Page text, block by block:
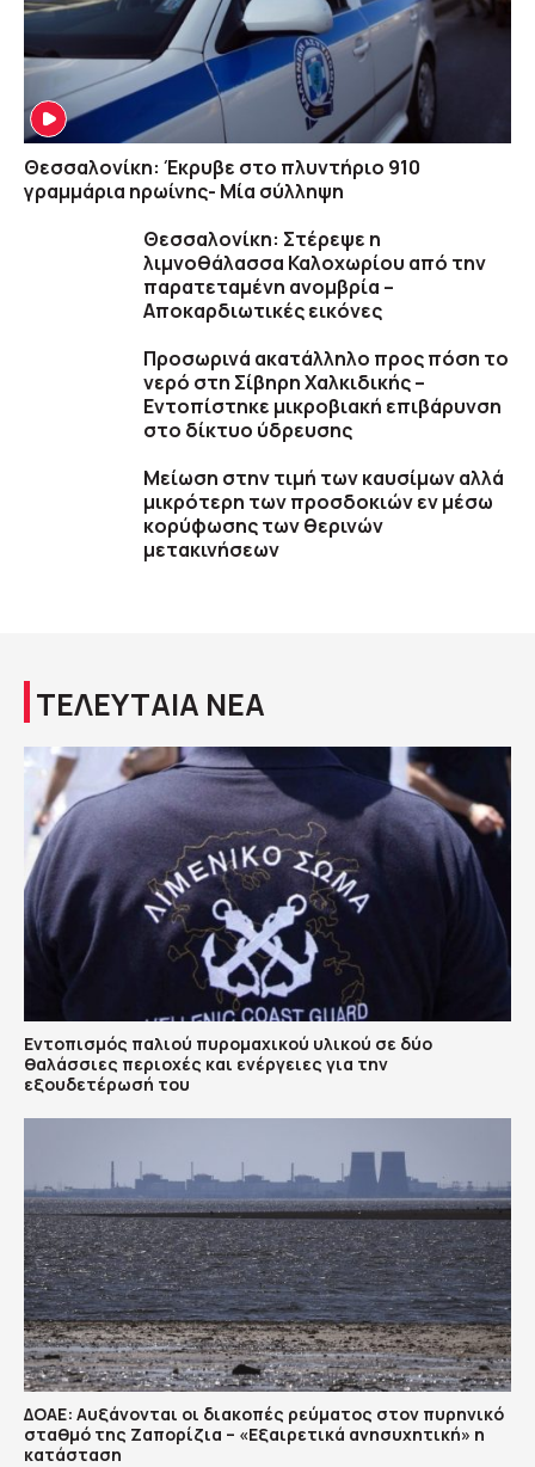
Θεσσαλονίκη: Έκρυβε στο πλυντήριο 910
γραμμάρια ηρωίνης- Μία σύλληψη
Θεσσαλονίκη: Στέρεψε η
λιμνοθάλασσα Καλοχωρίου από την
παρατεταμένη ανομβρία –
Αποκαρδιωτικές εικόνες
Προσωρινά ακατάλληλο προς πόση το
νερό στη Σίβηρη Χαλκιδικής –
Εντοπίστηκε μικροβιακή επιβάρυνση
στο δίκτυο ύδρευσης
Μείωση στην τιμή των καυσίμων αλλά
μικρότερη των προσδοκιών εν μέσω
κορύφωσης των θερινών
μετακινήσεων
ΤΕΛΕΥΤΑΙΑ ΝΕΑ
Εντοπισμός παλιού πυρομαχικού υλικού σε δύο
θαλάσσιες περιοχές και ενέργειες για την
εξουδετέρωσή του
ΔΟΑΕ: Αυξάνονται οι διακοπές ρεύματος στον πυρηνικό
σταθμό της Ζαπορίζια – «Εξαιρετικά ανησυχητική» η
κατάσταση